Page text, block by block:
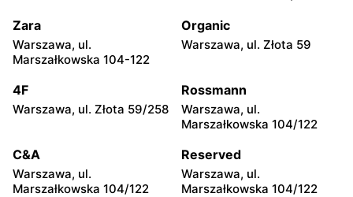
Górki, ul. Górki 71
Gumniska, ul. Gumniska
157C
Iwierzyce, ul. Iwierzyce
152A
Tczew, ul. Franciszka Żwirki
61
Hyżne, ul. Hyżne 100 Jarosław, ul. Pełkińska 147
moje sklepy moje sklepy
Zara
Warszawa, ul.
Marszałkowska 104-122
Organic
Warszawa, ul. Złota 59
4F
Warszawa, ul. Złota 59/258
Rossmann
Warszawa, ul.
Marszałkowska 104/122
C&A
Warszawa, ul.
Marszałkowska 104/122
Reserved
Warszawa, ul.
Marszałkowska 104/122